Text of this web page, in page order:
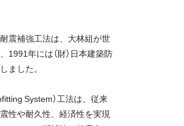
震補強工法は、大林組が世
年には（財）日本建築防
ました。
System）工法は、従来
性や耐久性、経済性を実現